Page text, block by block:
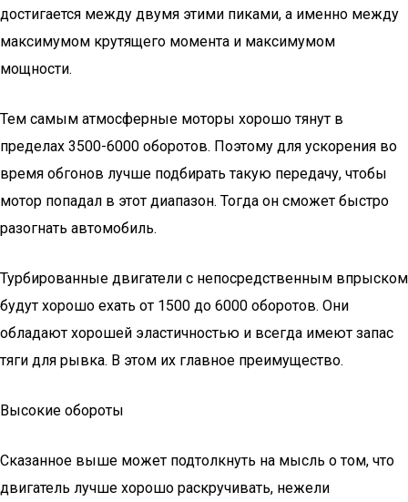
достигается между двумя этими пиками, а именно между
максимумом крутящего момента и максимумом
мощности.
Тем самым атмосферные моторы хорошо тянут в
пределах 3500-6000 оборотов. Поэтому для ускорения во
время обгонов лучше подбирать такую передачу, чтобы
мотор попадал в этот диапазон. Тогда он сможет быстро
разогнать автомобиль.
Турбированные двигатели с непосредственным впрыском
будут хорошо ехать от 1500 до 6000 оборотов. Они
обладают хорошей эластичностью и всегда имеют запас
тяги для рывка. В этом их главное преимущество.
Высокие обороты
Сказанное выше может подтолкнуть на мысль о том, что
двигатель лучше хорошо раскручивать, нежели